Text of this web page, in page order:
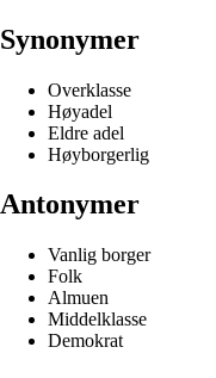
Synonymer
Overklasse
Høyadel
Eldre adel
Høyborgerlig
Antonymer
Vanlig borger
Folk
Almuen
Middelklasse
Demokrat